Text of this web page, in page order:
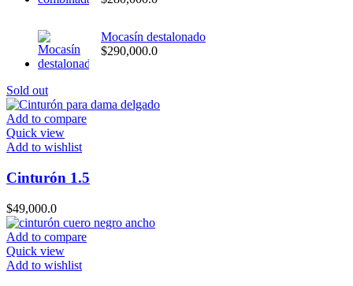
Mocasín destalonado
$290,000.0
Sold out
Add to compare
Quick view
Add to wishlist
Cinturón 1.5
$49,000.0
Add to compare
Quick view
Add to wishlist